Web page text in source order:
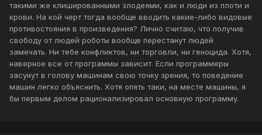
такими же клишированными злодеями, как и люди из плоти и
крови. На кой черт тогда вообще вводить какие-либо видовые
противостояния в произведения? Лично считаю, что получив
свободу от людей роботы вообще перестанут людей
замечать. Ни тебе конфликтов, ни торговли, ни геноцида. Хотя,
наверное все от программы зависит. Если программеры
засунут в голову машинам свою точку зрения, то поведение
машин легко объяснить. Хотя опять таки, на месте машины, я
бы первым делом рационализировал основную программу.